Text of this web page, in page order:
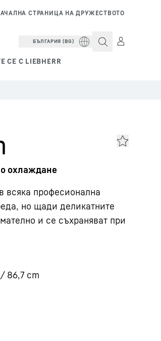
С LIEBHERR
СТРАНИЦА НА ДРУЖЕСТВОТО
БЪЛГАРИЯ (BG)
охлаждане
всяка професионална
но щади деликатните
и се съхраняват при
/ 86,7 cm